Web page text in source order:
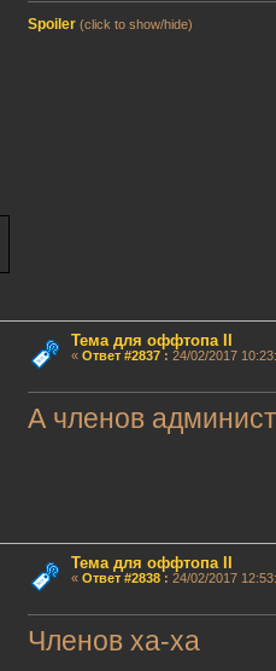
Spoiler (click to show/hide)
Тема для оффтопа II
« Ответ #2837: 24/02/2017
А членов
Тема для оффтопа II
« Ответ #2838: 24/02/2017
Членов ха-ха